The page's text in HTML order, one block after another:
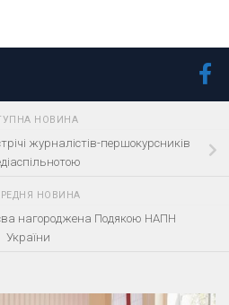
НОВИНА
журналістів-першокурсників
НОВИНА
нагороджена Подякою НАПН
України